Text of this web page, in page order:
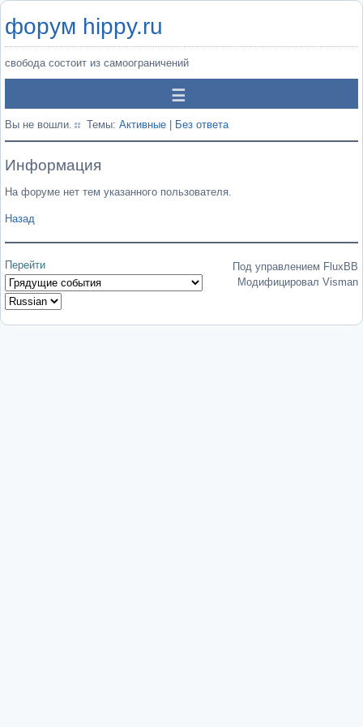
форум hippy.ru
свобода состоит из самоограничений
Вы не вошли. Темы: Активные Без ответа
Информация
На форуме нет тем указанного пользователя.
Назад
Перейти
Под управлением FluxBB
Модифицировал Visman